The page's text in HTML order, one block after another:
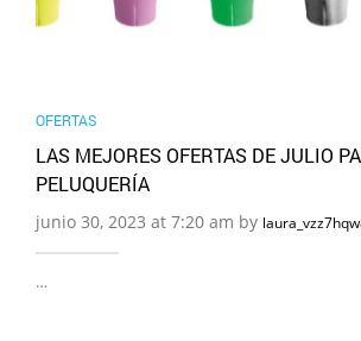
OFERTAS
LAS MEJORES OFERTAS DE JULIO
PELUQUERÍA
junio 30, 2023 at 7:20 am by
…